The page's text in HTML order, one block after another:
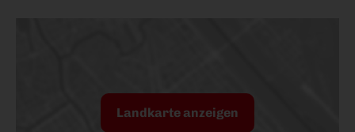
Landkarte anzeigen